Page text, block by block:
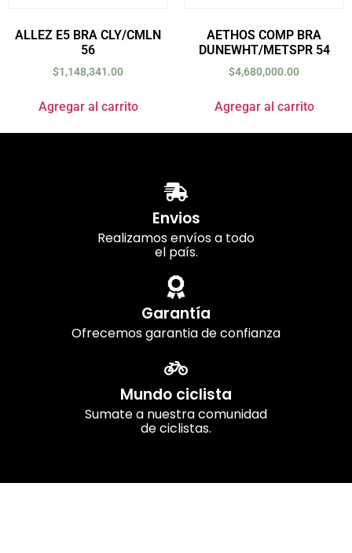
ALLEZ E5 BRA CLY/CMLN
56
$1,148,341.00
Agregar al carrito
AETHOS COMP BRA
DUNEWHT/METSPR 54
$4,680,000.00
Agregar al carrito
Envios
Realizamos envíos a todo
el país.
Garantía
Ofrecemos garantia de confianza
Mundo ciclista
Sumate a nuestra comunidad
de ciclistas.